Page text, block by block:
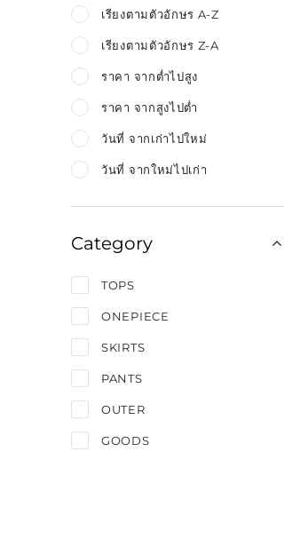
เรียงตามตัวอักษร A-Z
เรียงตามตัวอักษร Z-A
ราคา จากต่ำไปสูง
ราคา จากสูงไปต่ำ
วันที่ จากเก่าไปใหม่
วันที่ จากใหม่ไปเก่า
Category
TOPS
ONEPIECE
SKIRTS
PANTS
OUTER
GOODS